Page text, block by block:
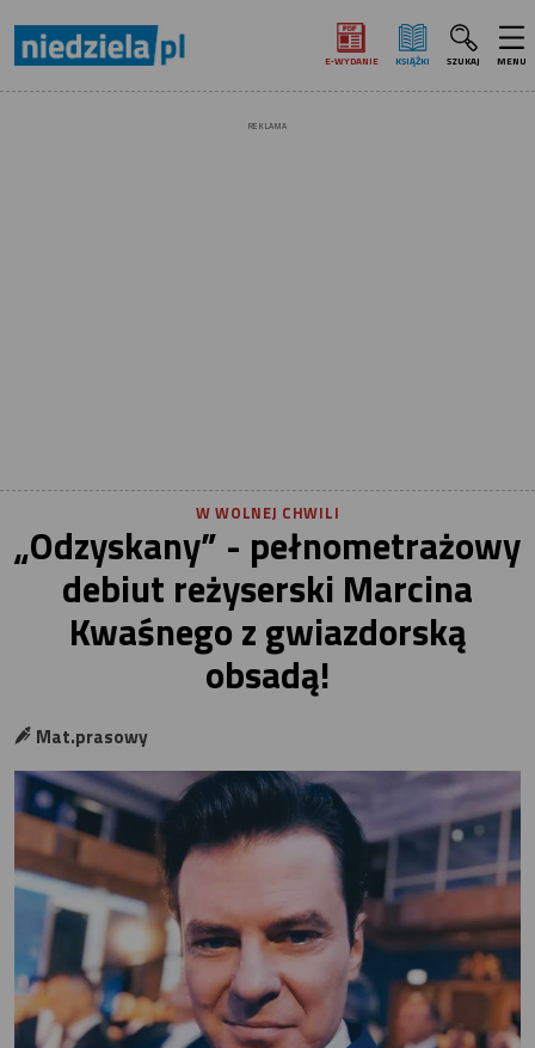
E‑WYDANIE KSIĄŻKI SZUKAJ MENU
REKLAMA
W WOLNEJ CHWILI
„Odzyskany” - pełnometrażowy
debiut reżyserski Marcina
Kwaśnego z gwiazdorską
obsadą!
Mat.prasowy